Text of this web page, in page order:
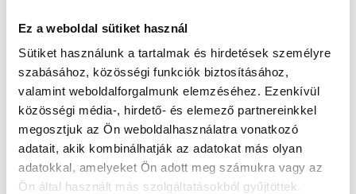
Ez a weboldal sütiket használ
Sütiket használunk a tartalmak és hirdetések személyre
szabásához, közösségi funkciók biztosításához,
valamint weboldalforgalmunk elemzéséhez. Ezenkívül
közösségi média-, hirdető- és elemező partnereinkkel
megosztjuk az Ön weboldalhasználatra vonatkozó
adatait, akik kombinálhatják az adatokat más olyan
adatokkal, amelyeket Ön adott meg számukra vagy az
Ön által használt más szolgáltatásokból gyűjtöttek.